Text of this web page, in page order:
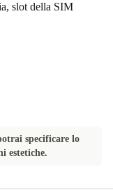
slot della SIM
specificare lo
estetiche.